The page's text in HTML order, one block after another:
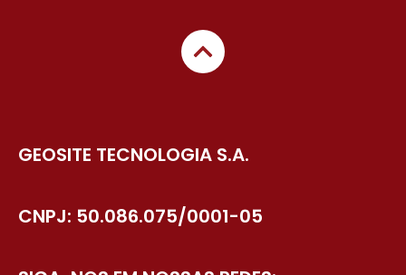
CNPJ: 50.086.075/0001-05
GEOSITE TECNOLOGIA S.A.